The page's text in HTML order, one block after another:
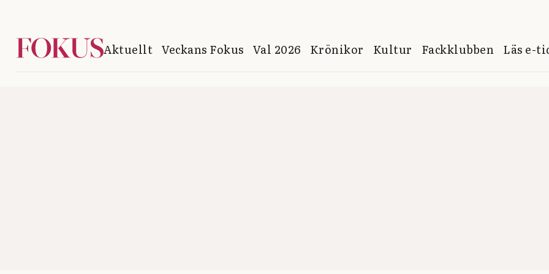
Aktuellt Veckans Fokus Val 2026 Krönikor Kultur Fackklubben Läs e-